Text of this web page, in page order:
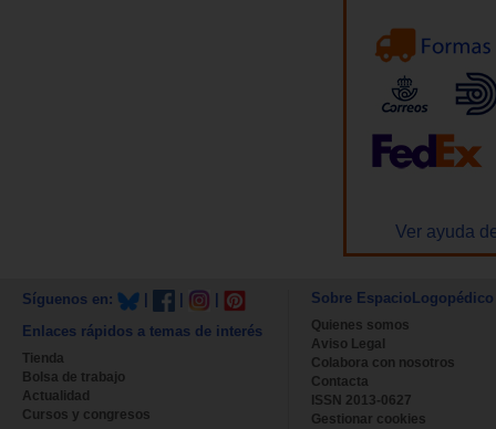
Ver ayuda
Síguenos en:
Enlaces rápidos a temas de interés
Tienda
Bolsa de trabajo
Actualidad
Cursos y congresos
Sobre EspacioLogopédico
Quienes somos
Aviso Legal
Colabora con nosotros
Contacta
ISSN 2013-0627
Gestionar cookies